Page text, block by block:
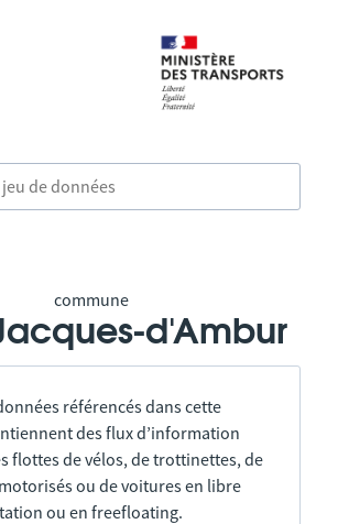
commune
d'Ambur
référencés dans cette
des flux d’information
flottes de vélos, de trottinettes, de
ou de voitures en libre
ou en freefloating.